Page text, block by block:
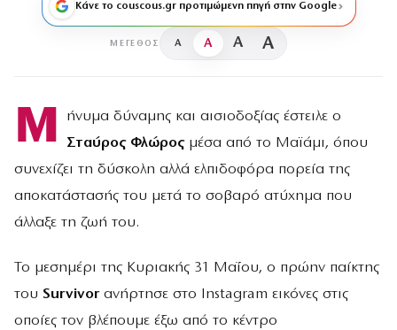
Κάνε το couscous.gr προτιμώμενη πηγή στην Google
ΜΈΓΕΘΟΣ A A A A
Μ
ήνυμα δύναμης και αισιοδοξίας έστειλε ο
Σταύρος Φλώροςμέσα από το Μαϊάμι, όπου
συνεχίζει τη δύσκολη αλλά ελπιδοφόρα πορεία της
αποκατάστασής του μετά το σοβαρό ατύχημα που
άλλαξε τη ζωή του.
Το μεσημέρι της Κυριακής 31 Μαΐου, ο πρώην παίκτης
του Survivorανήρτησε στο Instagram εικόνες στις
οποίες τον βλέπουμε έξω από το κέντρο